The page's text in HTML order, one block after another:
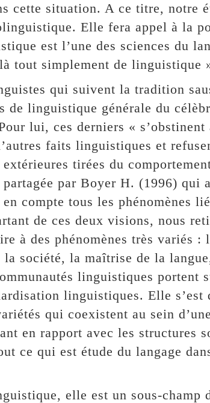
cette situation. A ce titre, notre
Elle fera appel à la
est l’une des sciences du
tout simplement de linguistique
qui suivent la tradition
de linguistique générale du
lui, ces derniers « s’obstinent
faits linguistiques et
extérieures tirées du
par Boyer H. (1996) qui
compte tous les phénomènes
de ces deux visions, nous
à des phénomènes très variés :
la société, la maîtrise de la
linguistiques portent
linguistiques. Elle s’est
qui coexistent au sein
en rapport avec les structures
ce qui est étude du langage
elle est un sous-champ